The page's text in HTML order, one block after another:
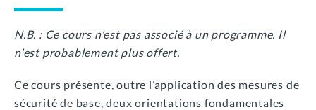
N.B. : Ce cours n'est pas associé à un programme. Il
n'est probablement plus offert.
Ce cours présente, outre l’application des mesures de
sécurité de base, deux orientations fondamentales